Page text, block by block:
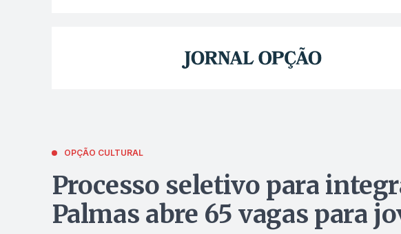
OPÇÃO CULTURAL
Processo seletivo para
Palmas abre 65 vagas para